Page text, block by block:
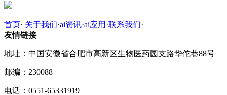
首页· 关于我们·ai资讯·ai应用 ·联系我们·
友情链接
地址：中国安徽省合肥市高新区生物医药园支路华佗巷88号
邮编：230088
电话：0551-65331919